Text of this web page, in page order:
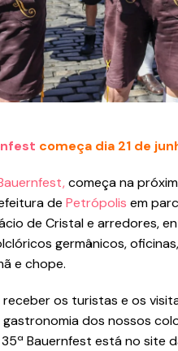
começa dia 21 de
começa na
de Petrópolis em
de Cristal e arredores,
germânicos,
e chope.
os turistas e os
gastronomia dos nossos
Bauernfest está no site